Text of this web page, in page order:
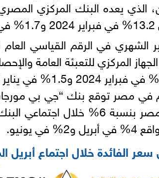
في الرقم القياسي العام
في مصر توقع بنك “جي بي
أسعار الفائدة في مصر بنسبة 6%
يونيو.
الفائدة خلال اجتماع أبريل